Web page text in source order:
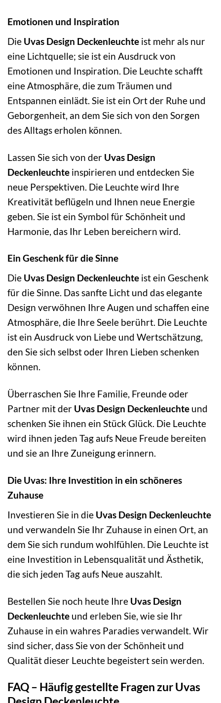
Emotionen und Inspiration
Die Uvas Design Deckenleuchte ist mehr als nur
eine Lichtquelle; sie ist ein Ausdruck von
Emotionen und Inspiration. Die Leuchte schafft
eine Atmosphäre, die zum Träumen und
Entspannen einlädt. Sie ist ein Ort der Ruhe und
Geborgenheit, an dem Sie sich von den Sorgen
des Alltags erholen können.
Lassen Sie sich von der Uvas Design
Deckenleuchte inspirieren und entdecken Sie
neue Perspektiven. Die Leuchte wird Ihre
Kreativität beflügeln und Ihnen neue Energie
geben. Sie ist ein Symbol für Schönheit und
Harmonie, das Ihr Leben bereichern wird.
Ein Geschenk für die Sinne
Die Uvas Design Deckenleuchte ist ein Geschenk
für die Sinne. Das sanfte Licht und das elegante
Design verwöhnen Ihre Augen und schaffen eine
Atmosphäre, die Ihre Seele berührt. Die Leuchte
ist ein Ausdruck von Liebe und Wertschätzung,
den Sie sich selbst oder Ihren Lieben schenken
können.
Überraschen Sie Ihre Familie, Freunde oder
Partner mit der Uvas Design Deckenleuchte und
schenken Sie ihnen ein Stück Glück. Die Leuchte
wird ihnen jeden Tag aufs Neue Freude bereiten
und sie an Ihre Zuneigung erinnern.
Die Uvas: Ihre Investition in ein schöneres
Zuhause
Investieren Sie in die Uvas Design Deckenleuchte
und verwandeln Sie Ihr Zuhause in einen Ort, an
dem Sie sich rundum wohlfühlen. Die Leuchte ist
eine Investition in Lebensqualität und Ästhetik,
die sich jeden Tag aufs Neue auszahlt.
Bestellen Sie noch heute Ihre Uvas Design
Deckenleuchte und erleben Sie, wie sie Ihr
Zuhause in ein wahres Paradies verwandelt. Wir
sind sicher, dass Sie von der Schönheit und
Qualität dieser Leuchte begeistert sein werden.
FAQ – Häufig gestellte Fragen zur Uvas